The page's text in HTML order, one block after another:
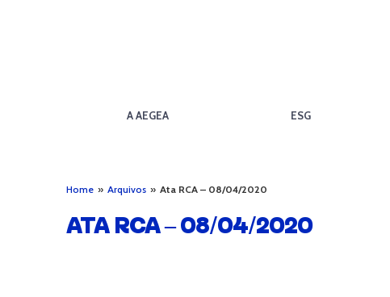
A AEGEA ESG
Home » Arquivos » Ata RCA – 08/04/2020
ATA RCA – 08/04/2020